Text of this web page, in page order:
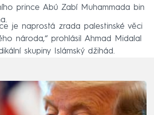
prince Abú Zabí Muhammada bin
je naprostá zrada palestinské věci
národa,“ prohlásil Ahmad Midalal
skupiny Islámský džihád.